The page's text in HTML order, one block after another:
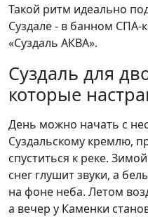
Такой ритм идеально
Суздале - в банном СПА-
«Суздаль АКВА».
Суздаль для
которые
День можно начать с
Суздальскому кремлю,
спуститься к реке.
снег глушит звуки, а
на фоне неба. Летом
а вечер у Каменки